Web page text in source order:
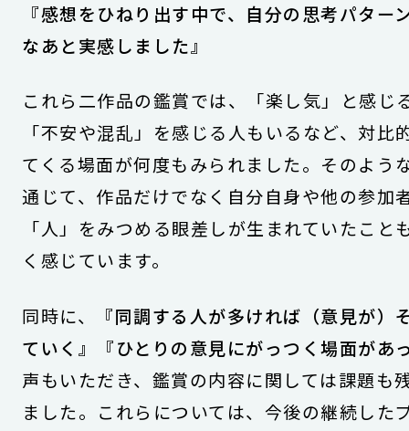
『感想をひねり出す中で、自分の思考パター
なあと実感しました』
これら二作品の鑑賞では、「楽し気」と感じ
「不安や混乱」を感じる人もいるなど、対比
てくる場面が何度もみられました。そのよう
通じて、作品だけでなく自分自身や他の参加
「人」をみつめる眼差しが生まれていたこと
く感じています。
同時に、
『同調する人が多ければ（意見が）
ていく』『ひとりの意見にがっつく場面があ
声もいただき、鑑賞の内容に関しては課題も
ました。これらについては、今後の継続した